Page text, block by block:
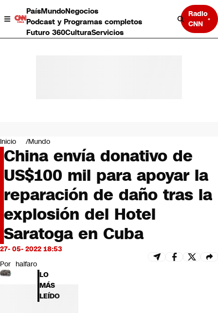
PaísMundoNegocios
Podcast y Programas completos
Futuro 360CulturaServicios
Radio
CNN
Negocios
Deportes
Programas completos
Cultura
Servicios
Bits
CNN Data
CNN tiempo
Futuro 360
Opinión
Inicio Mundo
China envía donativo de
US$100 mil para apoyar la
reparación de daño tras la
explosión del Hotel
Saratoga en Cuba
27- 05- 2022 18:53
Por halfaro
LO
MÁS
LEÍDO